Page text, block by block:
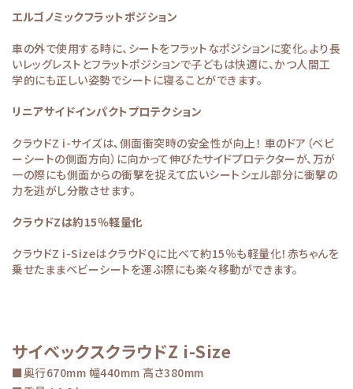
エルゴノミックフラットポジション
車の外で使用する時に、シートをフラットなポジションに変化。より長
いレッグレストとフラットポジションで子どもは快適に、かつ人間工
学的にも正しい姿勢でシートに寝ることができます。
リニアサイドインパクトプロテクション
クラウドZ i-サイズは、側面衝突時の安全性が向上！ 車のドア（ベビ
ーシートの側面方向）に向かって伸びたサイドプロテクターが、万が
一の際にも側面からの衝撃を捉えて広いシートシェル部分に衝撃の
力を逃がし分散させます。
クラウドZは約15％軽量化
クラウドZ i-SizeはクラウドQに比べて約15％も軽量化！赤ちゃんを
乗せたままベビーシートを運ぶ際にも楽々移動ができます。
サイベックスクラウドZ i-Size
■奥行670mm 幅440mm 高さ380mm